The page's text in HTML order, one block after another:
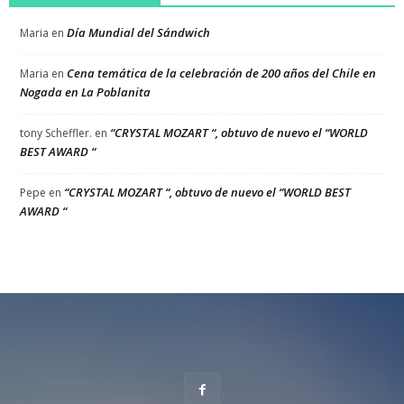
Maria en Día Mundial del Sándwich
Maria en Cena temática de la celebración de 200 años del Chile en
Nogada en La Poblanita
tony Scheffler. en “CRYSTAL MOZART “, obtuvo de nuevo el “WORLD
BEST AWARD “
Pepe en “CRYSTAL MOZART “, obtuvo de nuevo el “WORLD BEST
AWARD “